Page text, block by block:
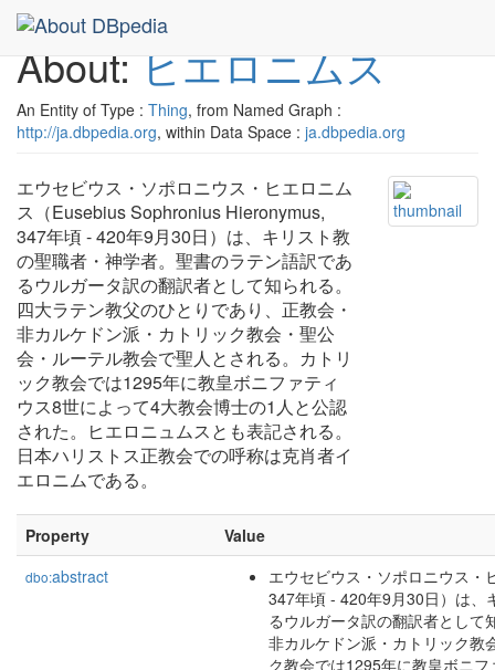
About:ヒエロニムス
An Entity of Type : Thing, from Named Graph :
http://ja.dbpedia.org, within Data Space : ja.dbpedia.org
エウセビウス・ソポロニウス・ヒエロニム
ス（Eusebius Sophronius Hieronymus,
347年頃 - 420年9月30日）は、キリスト教
の聖職者・神学者。聖書のラテン語訳であ
るウルガータ訳の翻訳者として知られる。
四大ラテン教父のひとりであり、正教会・
非カルケドン派・カトリック教会・聖公
会・ルーテル教会で聖人とされる。カトリ
ック教会では1295年に教皇ボニファティ
ウス8世によって4大教会博士の1人と公認
された。ヒエロニュムスとも表記される。
日本ハリストス正教会での呼称は克肖者イ
エロニムである。
Property Value
dbo:abstract
エウセビウス・ソポロニウス
347年頃 - 420年9月30日）は、
るウルガータ訳の翻訳者として
非カルケドン派・カトリック教
ク教会では1295年に教皇ボニ